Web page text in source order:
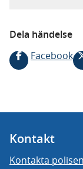
Dela händelse
Facebook
Kontakt
Kontakta polisen